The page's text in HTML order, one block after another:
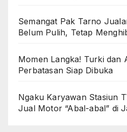
Semangat Pak Tarno
Belum Pulih, Tetap
Momen Langka! Turki dan
Perbatasan Siap Dibuka
Ngaku Karyawan Stasiun
Jual Motor “Abal-abal” di